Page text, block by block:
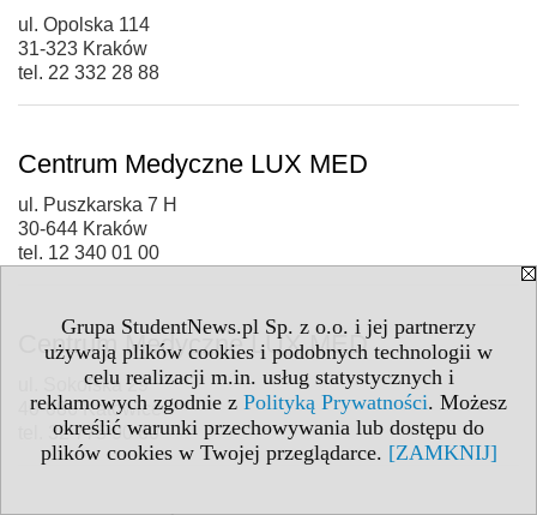
Grupa StudentNews.pl Sp. z o.o. i jej partnerzy
używają plików cookies i podobnych technologii w
celu realizacji m.in. usług statystycznych i
reklamowych zgodnie z Polityką Prywatności. Możesz
określić warunki przechowywania lub dostępu do
plików cookies w Twojej przeglądarce. [ZAMKNIJ]
ul. Opolska 114
31-323 Kraków
tel. 22 332 28 88
Centrum Medyczne LUX MED
ul. Puszkarska 7 H
30-644 Kraków
tel. 12 340 01 00
Centrum Medyczne LUX MED
ul. Sokolska 29
40-086 Katowice
tel. 32 775 90 60